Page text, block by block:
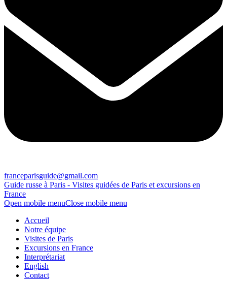
franceparisguide@gmail.com
Guide russe à Paris - Visites guidées de Paris et excursions en
France
Open mobile menuClose mobile menu
Accueil
Notre équipe
Visites de Paris
Excursions en France
Interprétariat
English
Contact